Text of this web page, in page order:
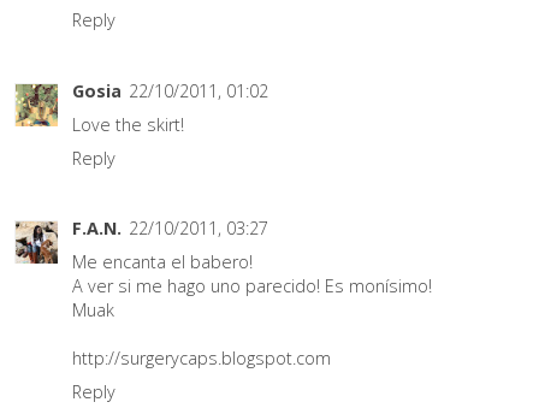
Reply
Gosia 22/10/2011, 01:02
Love the skirt!
Reply
F.A.N. 22/10/2011, 03:27
Me encanta el babero!
A ver si me hago uno parecido! Es monísimo!
Muak
http://surgerycaps.blogspot.com
Reply